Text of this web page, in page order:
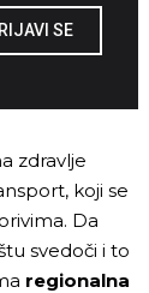
SE
zdravlje
koji se
Da
svedoči i to
regionalna